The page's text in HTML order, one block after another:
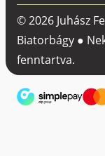
© 2026 Juhász
Biatorbágy ●
fenntartva.